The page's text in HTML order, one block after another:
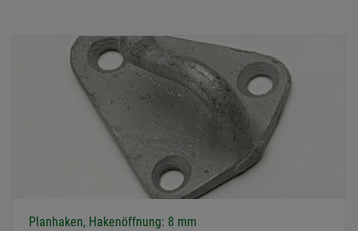
Planhaken, Hakenöffnung: 8 mm